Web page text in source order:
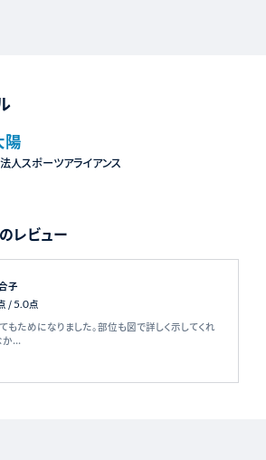
陽
人スポーツアライアンス
レビュー
子
/5.0点
もためになりました。部位も図で詳しく示してくれ
か...